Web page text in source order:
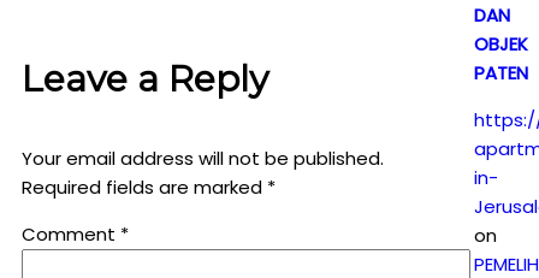
Leave a Reply
Your email address will not be published.
Required fields are marked *
Comment *
DAN
OBJEK
PATEN
in-
on